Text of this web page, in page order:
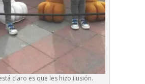
claro es que les hizo ilusión.